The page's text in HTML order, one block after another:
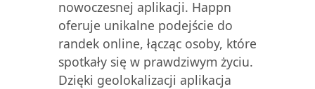
nowoczesnej aplikacji. Happn
oferuje unikalne podejście do
randek online, łącząc osoby, które
spotkały się w prawdziwym życiu.
Dzięki geolokalizacji aplikacja